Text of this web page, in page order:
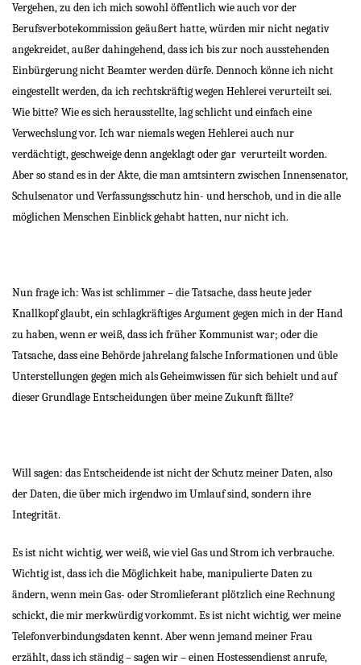
Vergehen, zu den ich mich sowohl öffentlich wie auch vor der
Berufsverbotekommission geäußert hatte, würden mir nicht negativ
angekreidet, außer dahingehend, dass ich bis zur noch ausstehenden
Einbürgerung nicht Beamter werden dürfe. Dennoch könne ich nicht
eingestellt werden, da ich rechtskräftig wegen Hehlerei verurteilt sei.
Wie bitte? Wie es sich herausstellte, lag schlicht und einfach eine
Verwechslung vor. Ich war niemals wegen Hehlerei auch nur
verdächtigt, geschweige denn angeklagt oder gar verurteilt worden.
Aber so stand es in der Akte, die man amtsintern zwischen Innensenator,
Schulsenator und Verfassungsschutz hin- und herschob, und in die alle
möglichen Menschen Einblick gehabt hatten, nur nicht ich.
Nun frage ich: Was ist schlimmer – die Tatsache, dass heute jeder
Knallkopf glaubt, ein schlagkräftiges Argument gegen mich in der Hand
zu haben, wenn er weiß, dass ich früher Kommunist war; oder die
Tatsache, dass eine Behörde jahrelang falsche Informationen und üble
Unterstellungen gegen mich als Geheimwissen für sich behielt und auf
dieser Grundlage Entscheidungen über meine Zukunft fällte?
Will sagen: das Entscheidende ist nicht der Schutz meiner Daten, also
der Daten, die über mich irgendwo im Umlauf sind, sondern ihre
Integrität.
Es ist nicht wichtig, wer weiß, wie viel Gas und Strom ich verbrauche.
Wichtig ist, dass ich die Möglichkeit habe, manipulierte Daten zu
ändern, wenn mein Gas- oder Stromlieferant plötzlich eine Rechnung
schickt, die mir merkwürdig vorkommt. Es ist nicht wichtig, wer meine
Telefonverbindungsdaten kennt. Aber wenn jemand meiner Frau
erzählt, dass ich ständig – sagen wir – einen Hostessendienst anrufe,